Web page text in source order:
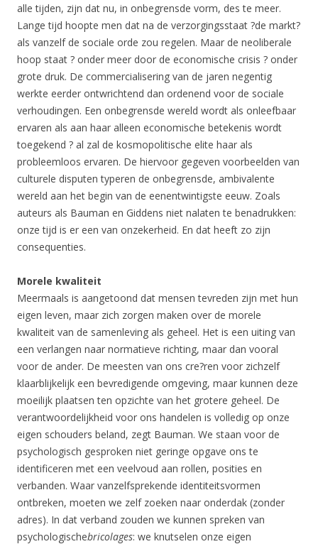
alle tijden, zijn dat nu, in onbegrensde vorm, des te meer.
Lange tijd hoopte men dat na de verzorgingsstaat ?de markt?
als vanzelf de sociale orde zou regelen. Maar de neoliberale
hoop staat ? onder meer door de economische crisis ? onder
grote druk. De commercialisering van de jaren negentig
werkte eerder ontwrichtend dan ordenend voor de sociale
verhoudingen. Een onbegrensde wereld wordt als onleefbaar
ervaren als aan haar alleen economische betekenis wordt
toegekend ? al zal de kosmopolitische elite haar als
probleemloos ervaren. De hiervoor gegeven voorbeelden van
culturele disputen typeren de onbegrensde, ambivalente
wereld aan het begin van de eenentwintigste eeuw. Zoals
auteurs als Bauman en Giddens niet nalaten te benadrukken:
onze tijd is er een van onzekerheid. En dat heeft zo zijn
consequenties.
Morele kwaliteit
Meermaals is aangetoond dat mensen tevreden zijn met hun
eigen leven, maar zich zorgen maken over de morele
kwaliteit van de samenleving als geheel. Het is een uiting van
een verlangen naar normatieve richting, maar dan vooral
voor de ander. De meesten van ons cre?ren voor zichzelf
klaarblijkelijk een bevredigende omgeving, maar kunnen deze
moeilijk plaatsen ten opzichte van het grotere geheel. De
verantwoordelijkheid voor ons handelen is volledig op onze
eigen schouders beland, zegt Bauman. We staan voor de
psychologisch gesproken niet geringe opgave ons te
identificeren met een veelvoud aan rollen, posities en
verbanden. Waar vanzelfsprekende identiteitsvormen
ontbreken, moeten we zelf zoeken naar onderdak (zonder
adres). In dat verband zouden we kunnen spreken van
psychologischebricolages: we knutselen onze eigen